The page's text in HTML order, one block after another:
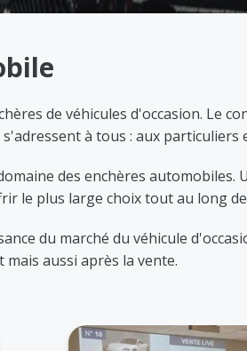
de véhicules d'occasion. Le
à tous : aux particuliers
des enchères
le plus large choix tout au long
du marché du véhicule
aussi après la vente.